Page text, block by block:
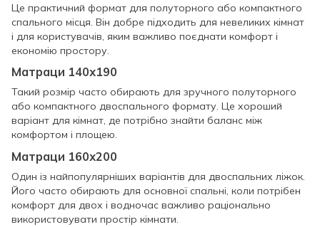
Це практичний формат для полуторного або компактного
спального місця. Він добре підходить для невеликих кімнат
і для користувачів, яким важливо поєднати комфорт і
економію простору.
Матраци 140х190
Такий розмір часто обирають для зручного полуторного
або компактного двоспального формату. Це хороший
варіант для кімнат, де потрібно знайти баланс між
комфортом і площею.
Матраци 160х200
Один із найпопулярніших варіантів для двоспальних ліжок.
Його часто обирають для основної спальні, коли потрібен
комфорт для двох і водночас важливо раціонально
використовувати простір кімнати.